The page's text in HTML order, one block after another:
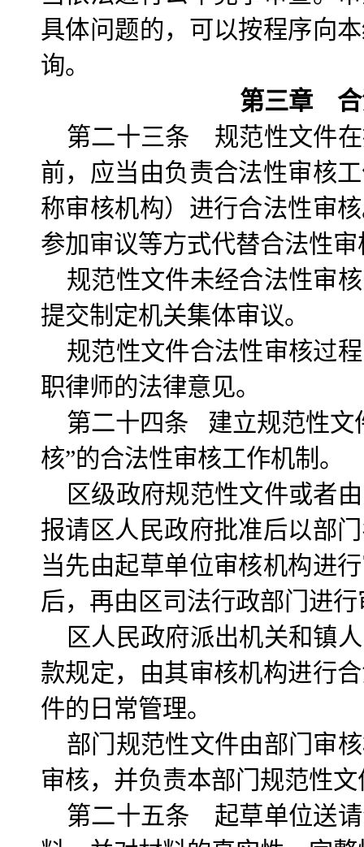
具体问题的，可以按程序向
询。
第三章 合
第二十三条 规范性文件
前，应当由负责合法性审核
称审核机构）进行合法性审
参加审议等方式代替合法性审
规范性文件未经合法性审
提交制定机关集体审议。
规范性文件合法性审核过
职律师的法律意见。
第二十四条 建立规范性文
核”的合法性审核工作机制。
区级政府规范性文件或者
报请区人民政府批准后以部
当先由起草单位审核机构进
后，再由区司法行政部门进
区人民政府派出机关和镇
款规定，由其审核机构进行
件的日常管理。
部门规范性文件由部门审
审核，并负责本部门规范性
第二十五条 起草单位送